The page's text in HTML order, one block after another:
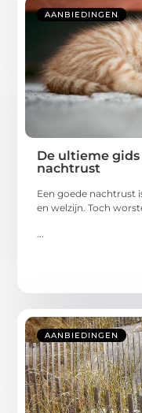
AANBIEDINGEN
De ultieme
nachtrust
Een goede nachtrust
en welzijn. Toch
AANBIEDINGEN